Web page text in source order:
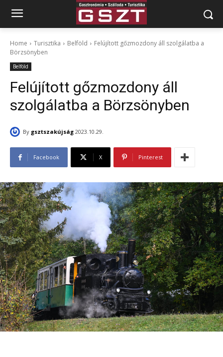
Home Turisztika Belföld
Felújított gőzmozdony áll szolgálatba a
Börzsönyben
Belföld
Felújított gőzmozdony áll
szolgálatba a Börzsönyben
By gsztszakújság 2023.10.29.
Facebook X Pinterest